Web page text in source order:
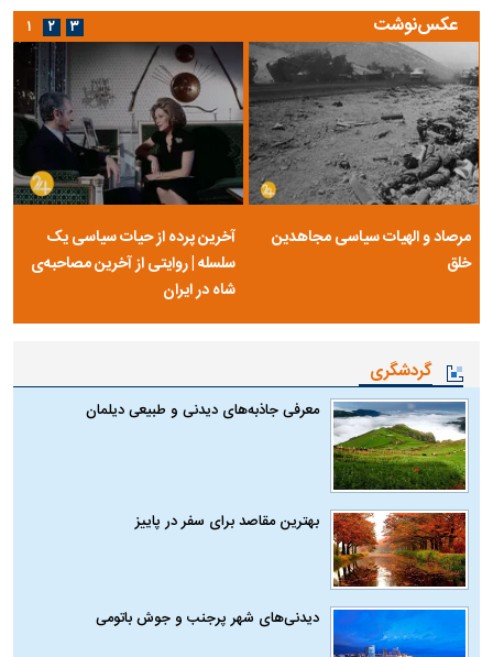
عکس‌نوشت
مرصاد و الهیات سیاسی مجاهدین
خلق
آخرین پرده از حیات سیاسی یک
سلسله | روایتی از آخرین مصاحبه‌ی
شاه در ایران
۱ ۲ ۳
گردشگری
معرفی جاذبه‌های دیدنی و طبیعی دیلمان
بهترین مقاصد برای سفر در پاییز
دیدنی‌های شهر پرجنب و جوش باتومی